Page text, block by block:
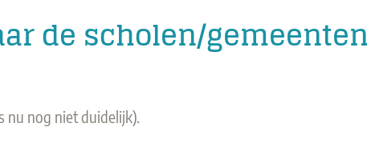
de scholen/
nu nog niet duidelijk).